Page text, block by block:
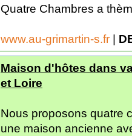
Quatre Chambres a
www.au-grimartin-s.fr |
Maison d'hôtes dans
et Loire
Nous proposons quatre
une maison ancienne